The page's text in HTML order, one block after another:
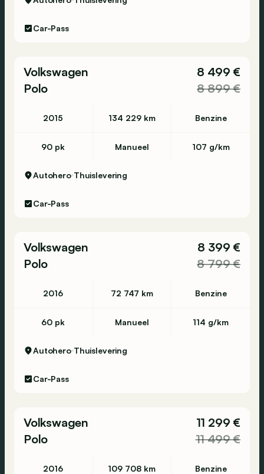
Car-Pass
Volkswagen
Polo
8 499 €
8 899 €
2015 134 229 km Benzine
90 pk Manueel 107 g/km
Autohero Thuislevering
Car-Pass
Volkswagen
Polo
8 399 €
8 799 €
2016 72 747 km Benzine
60 pk Manueel 114 g/km
Autohero Thuislevering
Car-Pass
Volkswagen
Polo
11 299 €
11 499 €
2016 109 708 km Benzine